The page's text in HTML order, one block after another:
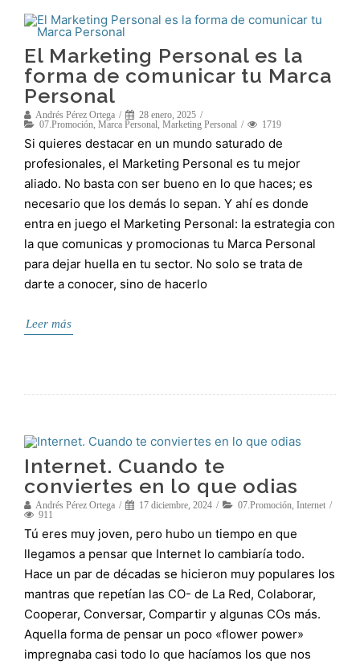
El Marketing Personal es la
forma de comunicar tu Marca
Personal
Andrés Pérez Ortega
28 enero, 2025
07.Promoción Marca Personal Marketing Personal 1719
Si quieres destacar en un mundo saturado de
profesionales, el Marketing Personal es tu mejor
aliado. No basta con ser bueno en lo que haces; es
necesario que los demás lo sepan. Y ahí es donde
entra en juego el Marketing Personal: la estrategia con
la que comunicas y promocionas tu Marca Personal
para dejar huella en tu sector. No solo se trata de
darte a conocer, sino de hacerlo
Leer más
Internet. Cuando te
conviertes en lo que odias
Andrés Pérez Ortega 17 diciembre, 2024 07.Promoción Internet
911
Tú eres muy joven, pero hubo un tiempo en que
llegamos a pensar que Internet lo cambiaría todo.
Hace un par de décadas se hicieron muy populares los
mantras que repetían las CO- de La Red, Colaborar,
Cooperar, Conversar, Compartir y algunas COs más.
Aquella forma de pensar un poco «flower power»
impregnaba casi todo lo que hacíamos los que nos